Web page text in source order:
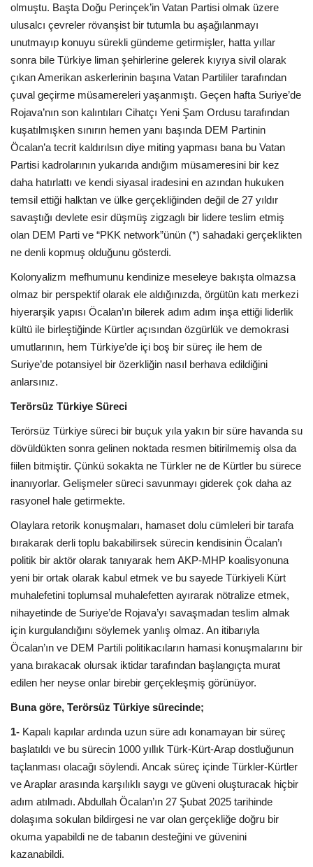
olmuştu. Başta Doğu Perinçek’in Vatan Partisi olmak üzere
ulusalcı çevreler rövanşist bir tutumla bu aşağılanmayı
unutmayıp konuyu sürekli gündeme getirmişler, hatta yıllar
sonra bile Türkiye liman şehirlerine gelerek kıyıya sivil olarak
çıkan Amerikan askerlerinin başına Vatan Partililer tarafından
çuval geçirme müsamereleri yaşanmıştı. Geçen hafta Suriye’de
Rojava’nın son kalıntıları Cihatçı Yeni Şam Ordusu tarafından
kuşatılmışken sınırın hemen yanı başında DEM Partinin
Öcalan’a tecrit kaldırılsın diye miting yapması bana bu Vatan
Partisi kadrolarının yukarıda andığım müsameresini bir kez
daha hatırlattı ve kendi siyasal iradesini en azından hukuken
temsil ettiği halktan ve ülke gerçekliğinden değil de 27 yıldır
savaştığı devlete esir düşmüş zigzaglı bir lidere teslim etmiş
olan DEM Parti ve “PKK network”ünün (*) sahadaki gerçeklikten
ne denli kopmuş olduğunu gösterdi.
Kolonyalizm mefhumunu kendinize meseleye bakışta olmazsa
olmaz bir perspektif olarak ele aldığınızda, örgütün katı merkezi
hiyerarşik yapısı Öcalan’ın bilerek adım adım inşa ettiği liderlik
kültü ile birleştiğinde Kürtler açısından özgürlük ve demokrasi
umutlarının, hem Türkiye’de içi boş bir süreç ile hem de
Suriye’de potansiyel bir özerkliğin nasıl berhava edildiğini
anlarsınız.
Terörsüz Türkiye Süreci
Terörsüz Türkiye süreci bir buçuk yıla yakın bir süre havanda su
dövüldükten sonra gelinen noktada resmen bitirilmemiş olsa da
fiilen bitmiştir. Çünkü sokakta ne Türkler ne de Kürtler bu sürece
inanıyorlar. Gelişmeler süreci savunmayı giderek çok daha az
rasyonel hale getirmekte.
Olaylara retorik konuşmaları, hamaset dolu cümleleri bir tarafa
bırakarak derli toplu bakabilirsek sürecin kendisinin Öcalan’ı
politik bir aktör olarak tanıyarak hem AKP-MHP koalisyonuna
yeni bir ortak olarak kabul etmek ve bu sayede Türkiyeli Kürt
muhalefetini toplumsal muhalefetten ayırarak nötralize etmek,
nihayetinde de Suriye’de Rojava’yı savaşmadan teslim almak
için kurgulandığını söylemek yanlış olmaz. An itibarıyla
Öcalan’ın ve DEM Partili politikacıların hamasi konuşmalarını bir
yana bırakacak olursak iktidar tarafından başlangıçta murat
edilen her neyse onlar birebir gerçekleşmiş görünüyor.
Buna göre, Terörsüz Türkiye sürecinde;
1- Kapalı kapılar ardında uzun süre adı konamayan bir süreç
başlatıldı ve bu sürecin 1000 yıllık Türk-Kürt-Arap dostluğunun
taçlanması olacağı söylendi. Ancak süreç içinde Türkler-Kürtler
ve Araplar arasında karşılıklı saygı ve güveni oluşturacak hiçbir
adım atılmadı. Abdullah Öcalan’ın 27 Şubat 2025 tarihinde
dolaşıma sokulan bildirgesi ne var olan gerçekliğe doğru bir
okuma yapabildi ne de tabanın desteğini ve güvenini
kazanabildi.